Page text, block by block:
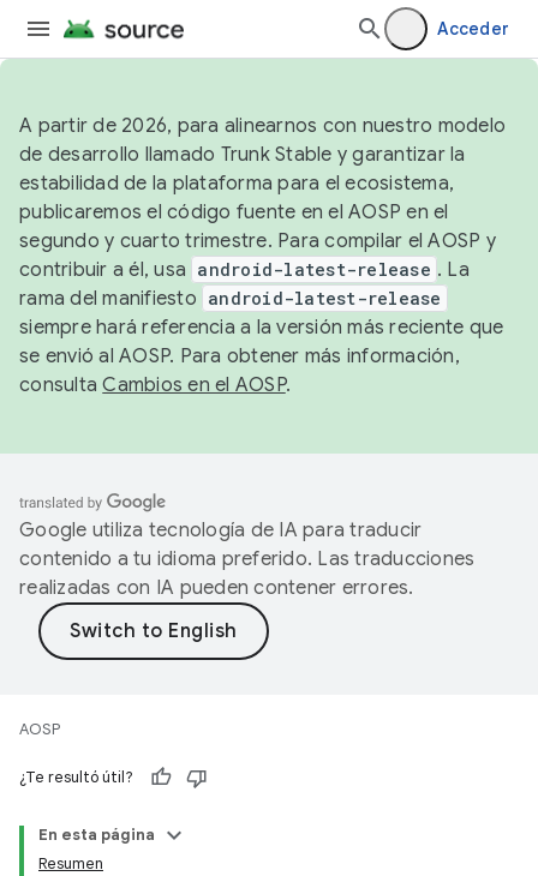
Acceder
A partir de 2026, para alinearnos con nuestro modelo
de desarrollo llamado Trunk Stable y garantizar la
estabilidad de la plataforma para el ecosistema,
publicaremos el código fuente en el AOSP en el
segundo y cuarto trimestre. Para compilar el AOSP y
contribuir a él, usa android-latest-release . La
rama del manifiesto android-latest-release
siempre hará referencia a la versión más reciente que
se envió al AOSP. Para obtener más información,
consultaCambios en el AOSP.
Google utiliza tecnología de IA para traducir
contenido a tu idioma preferido. Las traducciones
realizadas con IA pueden contener errores.
AOSP
¿Te resultó útil?
En esta página
Resumen